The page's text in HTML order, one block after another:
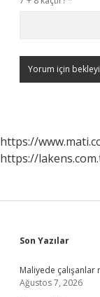
https://
https://
Sidebar
Son Yazılar
Maliyede çalışanlar
Ağustos 7, 2026